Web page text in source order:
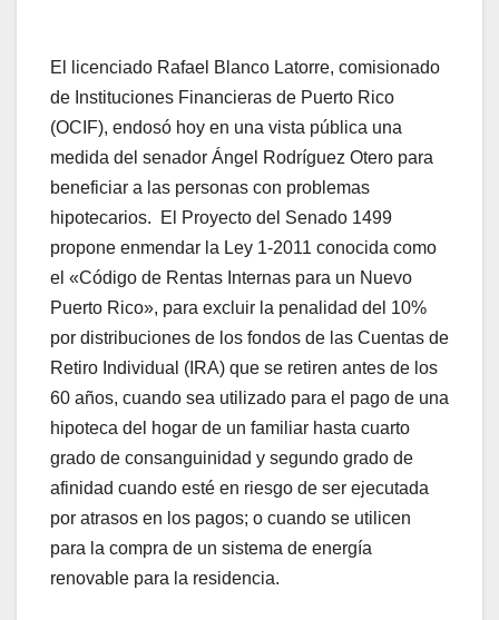
El licenciado Rafael Blanco Latorre, comisionado
de Instituciones Financieras de Puerto Rico
(OCIF), endosó hoy en una vista pública una
medida del senador Ángel Rodríguez Otero para
beneficiar a las personas con problemas
hipotecarios. El Proyecto del Senado 1499
propone enmendar la Ley 1-2011 conocida como
el «Código de Rentas Internas para un Nuevo
Puerto Rico», para excluir la penalidad del 10%
por distribuciones de los fondos de las Cuentas de
Retiro Individual (IRA) que se retiren antes de los
60 años, cuando sea utilizado para el pago de una
hipoteca del hogar de un familiar hasta cuarto
grado de consanguinidad y segundo grado de
afinidad cuando esté en riesgo de ser ejecutada
por atrasos en los pagos; o cuando se utilicen
para la compra de un sistema de energía
renovable para la residencia.